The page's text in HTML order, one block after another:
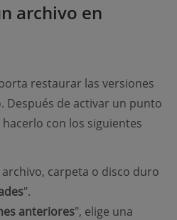
archivo en
restaurar las versiones
Después de activar un punto
con los siguientes
carpeta o disco duro
".
anteriores", elige una